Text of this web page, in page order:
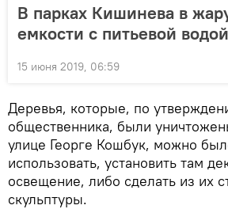
В парках Кишинева в
емкости с питьевой водой
15 июня 2019, 06:59
Деревья, которые, по
общественника, были
улице Георге Кошбук, можно
использовать, установить там
освещение, либо сделать из их
скульптуры.